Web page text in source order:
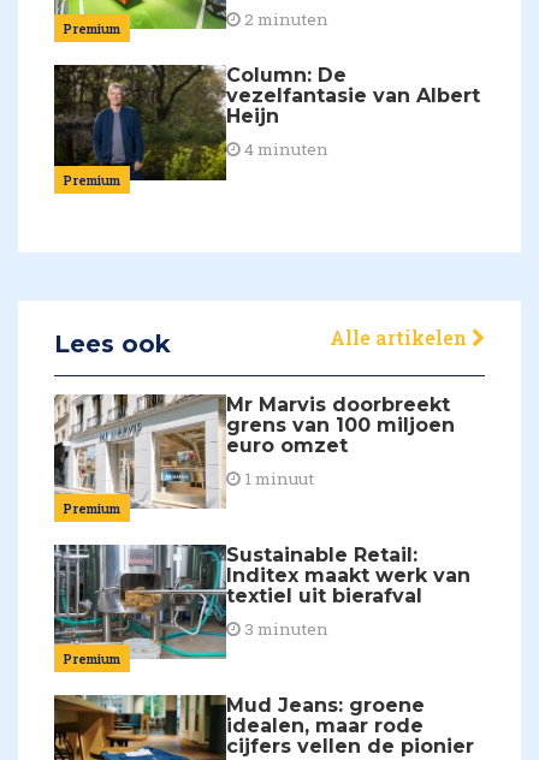
Premium 2 minuten
Premium
Column: De
vezelfantasie van Albert
Heijn
4 minuten
Lees ook Alle artikelen
Premium
Mr Marvis doorbreekt
grens van 100 miljoen
euro omzet
1 minuut
Premium
Sustainable Retail:
Inditex maakt werk van
textiel uit bierafval
3 minuten
Mud Jeans: groene
idealen, maar rode
cijfers vellen de pionier